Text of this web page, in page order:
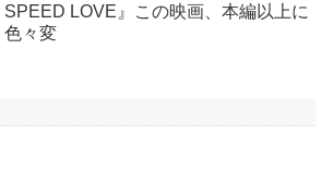
SPEED LOVE』この映画、本編以上に
色々変